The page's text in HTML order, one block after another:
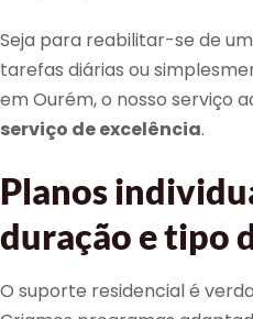
Seja para reabilitar-se de
tarefas diárias ou
em Ourém, o nosso serviço
serviço de excelência.
Planos
duração e tipo
O suporte residencial é